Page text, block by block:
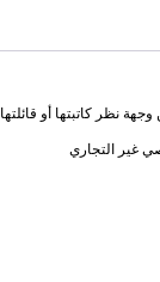
نظر كاتبتها أو قائلتها
غير التجاري